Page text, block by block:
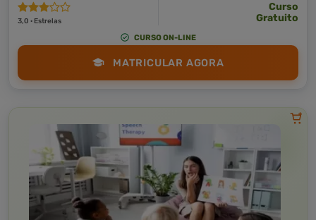
3,0 · Estrelas
Curso
Gratuito
CURSO ON-LINE
MATRICULAR AGORA